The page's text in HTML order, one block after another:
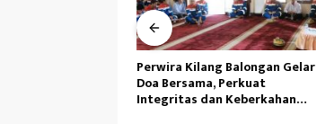
Perwira Kilang Balongan Gelar
Doa Bersama, Perkuat
Integritas dan Keberkahan